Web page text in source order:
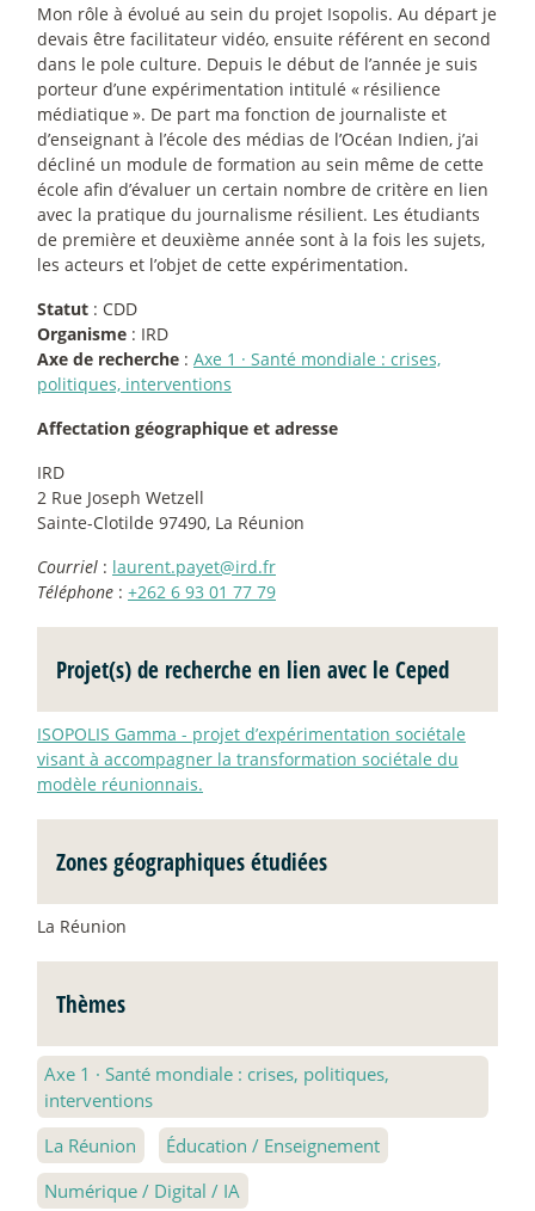
Mon rôle à évolué au sein du projet Isopolis. Au départ je
devais être facilitateur vidéo, ensuite référent en second
dans le pole culture. Depuis le début de l’année je suis
porteur d’une expérimentation intitulé « résilience
médiatique ». De part ma fonction de journaliste et
d’enseignant à l’école des médias de l’Océan Indien, j’ai
décliné un module de formation au sein même de cette
école afin d’évaluer un certain nombre de critère en lien
avec la pratique du journalisme résilient. Les étudiants
de première et deuxième année sont à la fois les sujets,
les acteurs et l’objet de cette expérimentation.
Statut : CDD
Organisme : IRD
Axe de recherche : Axe 1 · Santé mondiale : crises,
politiques, interventions
Affectation géographique et adresse
IRD
2 Rue Joseph Wetzell
Sainte-Clotilde 97490, La Réunion
Courriel : laurent.payet@ird.fr
Téléphone : +262 6 93 01 77 79
Projet(s) de recherche en lien avec le Ceped
ISOPOLIS Gamma - projet d’expérimentation sociétale
visant à accompagner la transformation sociétale du
modèle réunionnais.
Zones géographiques étudiées
La Réunion
Thèmes
Axe 1 · Santé mondiale : crises, politiques,
interventions
La Réunion
Éducation / Enseignement
Numérique / Digital / IA